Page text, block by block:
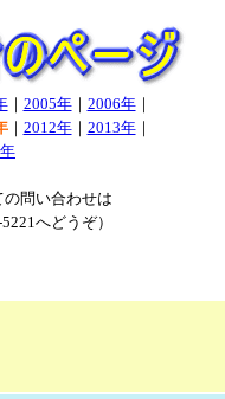
｜ 2005年｜ 2006年｜
｜ 2012年｜ 2013年｜
の問い合わせは
へどうぞ）